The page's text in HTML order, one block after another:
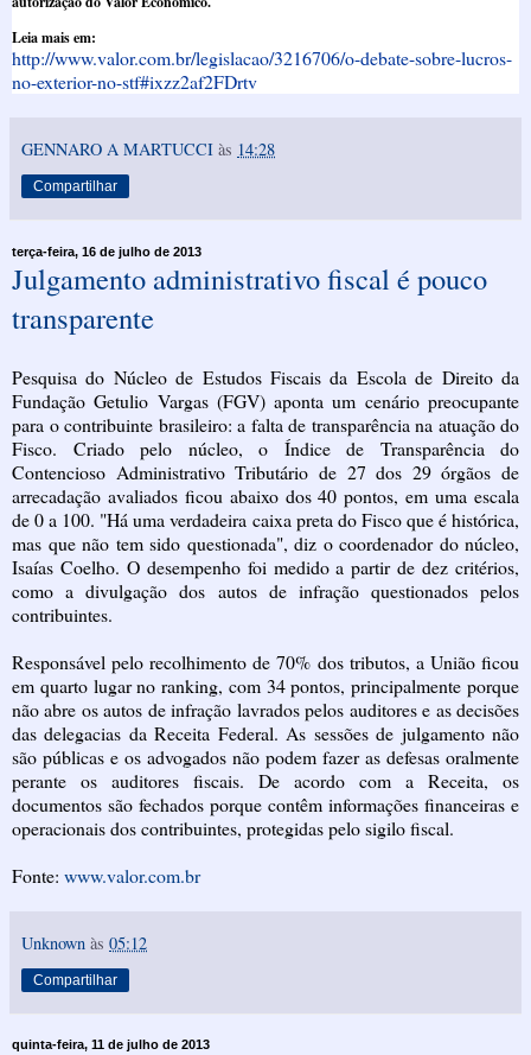
Leia mais em:
http://www.valor.com.br/legislacao/3216706/o-debate-sobre-lucros-
no-exterior-no-stf#ixzz2af2FDrtv
GENNARO A MARTUCCI às 14:28
Compartilhar
terça-feira, 16 de julho de 2013
Julgamento administrativo fiscal é pouco
transparente
Pesquisa do Núcleo de Estudos Fiscais da Escola de Direito da
Fundação Getulio Vargas (FGV) aponta um cenário preocupante
para o contribuinte brasileiro: a falta de transparência na atuação do
Fisco. Criado pelo núcleo, o Índice de Transparência do
Contencioso Administrativo Tributário de 27 dos 29 órgãos de
arrecadação avaliados ficou abaixo dos 40 pontos, em uma escala
de 0 a 100. "Há uma verdadeira caixa preta do Fisco que é histórica,
mas que não tem sido questionada", diz o coordenador do núcleo,
Isaías Coelho. O desempenho foi medido a partir de dez critérios,
como a divulgação dos autos de infração questionados pelos
contribuintes.
Responsável pelo recolhimento de 70% dos tributos, a União ficou
em quarto lugar no ranking, com 34 pontos, principalmente porque
não abre os autos de infração lavrados pelos auditores e as decisões
das delegacias da Receita Federal. As sessões de julgamento não
são públicas e os advogados não podem fazer as defesas oralmente
perante os auditores fiscais. De acordo com a Receita, os
documentos são fechados porque contêm informações financeiras e
operacionais dos contribuintes, protegidas pelo sigilo fiscal.
Fonte: www.valor.com.br
Unknown às 05:12
Compartilhar
quinta-feira, 11 de julho de 2013